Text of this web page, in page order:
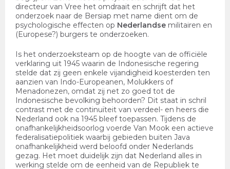
directeur van Vree het omdraait en schrijft dat het
onderzoek naar de Bersiap met name dient om de
psychologische effecten op Nederlandse militairen en
(Europese?) burgers te onderzoeken.
Is het onderzoeksteam op de hoogte van de officiële
verklaring uit 1945 waarin de Indonesische regering
stelde dat zij geen enkele vijandigheid koesterden ten
aanzien van Indo-Europeanen, Molukkers of
Menadonezen, omdat zij net zo goed tot de
Indonesische bevolking behoorden? Dit staat in schril
contrast met de continuïteit van verdeel- en heers die
Nederland ook na 1945 bleef toepassen. Tijdens de
onafhankelijkheidsoorlog voerde Van Mook een actieve
federalisatiepolitiek waarbij gebieden buiten Java
onafhankelijkheid werd beloofd onder Nederlands
gezag. Het moet duidelijk zijn dat Nederland alles in
werking stelde om de eenheid van de Republiek te